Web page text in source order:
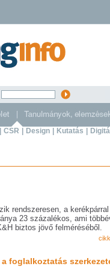
CSR Design Kutatás
rendszeresen, a
23 százalékos, ami
biztos jövő felméréséből.
foglalkoztatás